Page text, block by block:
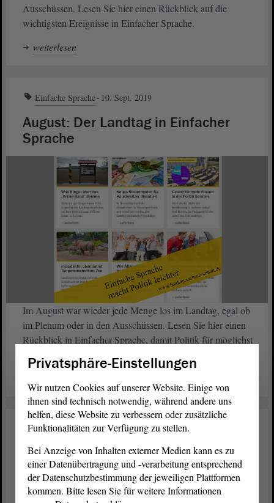
Ausschüssen. Lesen Sie hier einen Rückblick auf die
wichtigsten Ereignisse in Einfacher Sprache.
weiterlesen
Einfache Sprache 10. Sept. 2019
August: Der Landtag in Einfacher
Sprache
Im August war wieder jede Menge los im Landtag, egal ob
im Plenum oder in den Ausschüssen. Lesen Sie hier einen
Rückblick in Einfacher Sprache, damit Politik für möglichst
Einfache Sprache 04. Juli 2019
Juni: Der Landtag in Einfacher
Sprache
Jetzt ist zwar Sommerpause, aber im Juni war noch jede
Privatsphäre-Einstellungen
Wir nutzen Cookies auf unserer Website. Einige von
ihnen sind technisch notwendig, während andere uns
helfen, diese Website zu verbessern oder zusätzliche
Funktionalitäten zur Verfügung zu stellen.
Bei Anzeige von Inhalten externer Medien kann es zu
einer Datenübertragung und -verarbeitung entsprechend
der Datenschutzbestimmung der jeweiligen Plattformen
kommen. Bitte lesen Sie für weitere Informationen